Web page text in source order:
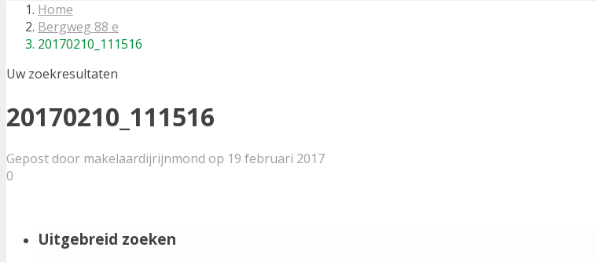
Home
Bergweg 88 e
20170210_111516
Uw zoekresultaten
20170210_111516
Gepost door makelaardijrijnmond op 19 februari 2017
0
Uitgebreid zoeken